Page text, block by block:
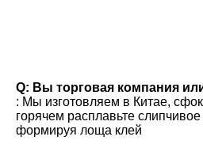
Q: Вы торговая компания
: Мы изготовляем в Китае,
горячем расплавьте
формируя лоща клей